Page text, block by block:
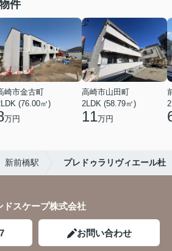
件
崎市金古町
(76.00㎡)
万円
高崎市山田町
2LDK (58.79㎡)
11万円
新前橋駅 プレドゥラリヴィエール杜
ドスケープ株式会社
お問い合わせ